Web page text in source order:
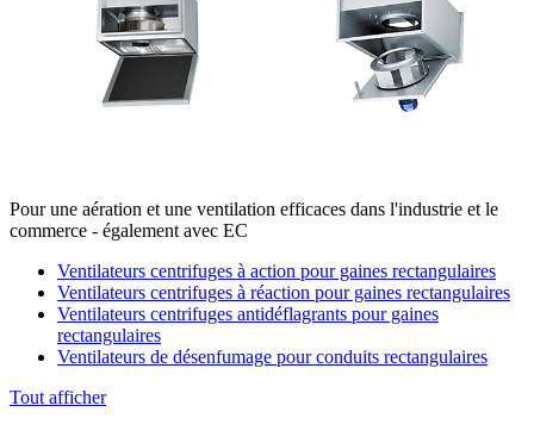
Pour une aération et une ventilation efficaces dans l'industrie et le
commerce - également avec EC
Ventilateurs centrifuges à action pour gaines rectangulaires
Ventilateurs centrifuges à réaction pour gaines rectangulaires
Ventilateurs centrifuges antidéflagrants pour gaines
rectangulaires
Ventilateurs de désenfumage pour conduits rectangulaires
Tout afficher